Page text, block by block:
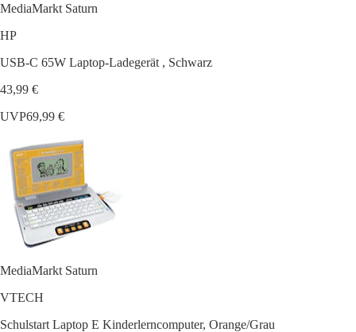
MediaMarkt Saturn
HP
USB-C 65W Laptop-Ladegerät , Schwarz
43,99 €
UVP69,99 €
MediaMarkt Saturn
VTECH
Schulstart Laptop E Kinderlerncomputer, Orange/Grau